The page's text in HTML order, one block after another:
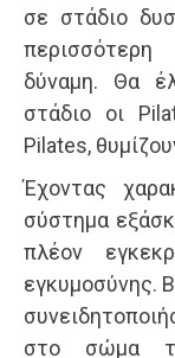
σε στάδιο
δύναμη. Θα
στάδιο οι
Pilates,
Έχοντας
σύστημα
πλέον
εγκυμοσύνης.
στο σώμα